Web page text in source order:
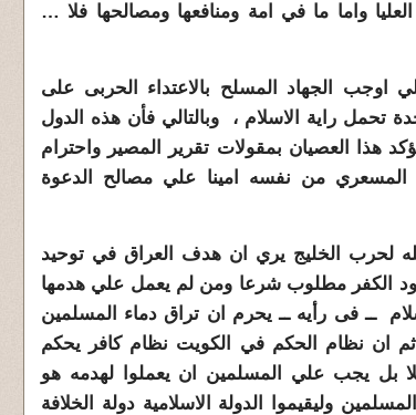
واما ما في امة ومنافعها ومصالحها فلا …
اوجب الجهاد المسلح بالاعتداء الحربى على
تحمل راية الاسلام ، وبالتالي فأن هذه الدول
هذا العصيان بمقولات تقرير المصير واحترام
المسعري من نفسه امينا علي مصالح الدعوة
لحرب الخليج يري ان هدف العراق في توحيد
الكفر مطلوب شرعا ومن لم يعمل علي هدمها
ــ فى رأيه ــ يحرم ان تراق دماء المسلمين
ان نظام الحكم في الكويت نظام كافر يحكم
بل يجب علي المسلمين ان يعملوا لهدمه هو
وليقيموا الدولة الاسلامية دولة الخلافة